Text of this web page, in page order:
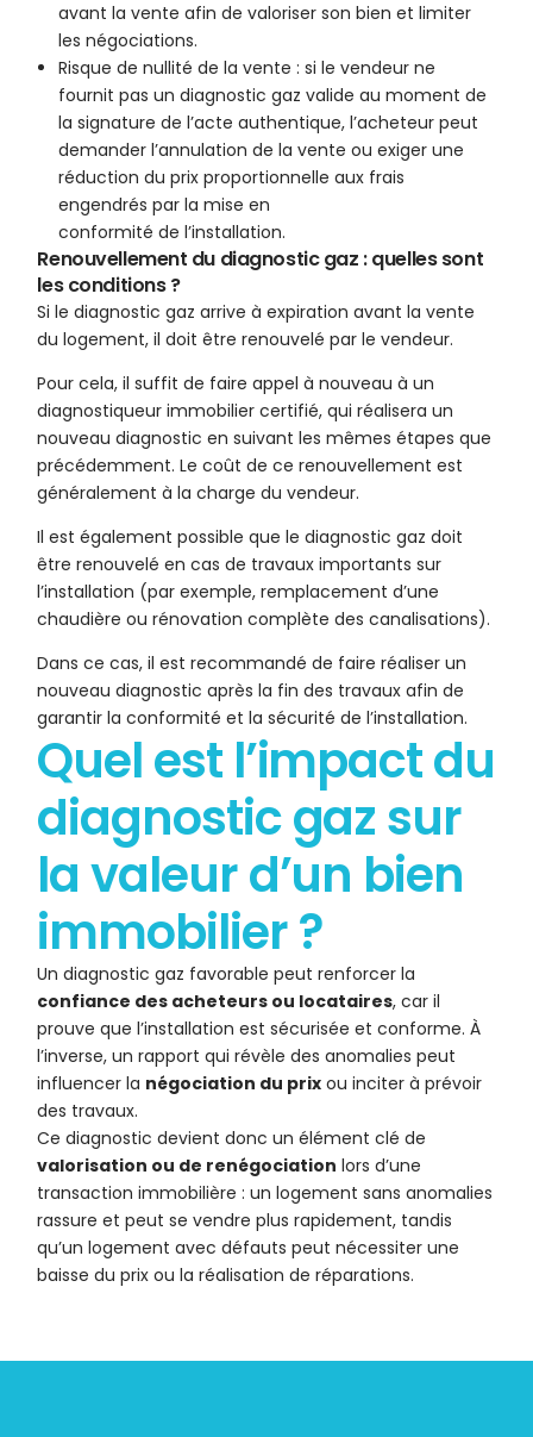
avant la vente afin de valoriser son bien et limiter
les négociations.
Risque de nullité de la vente : si le vendeur ne
fournit pas un diagnostic gaz valide au moment de
la signature de l’acte authentique, l’acheteur peut
demander l’annulation de la vente ou exiger une
réduction du prix proportionnelle aux frais
engendrés par la mise en
conformité de l’installation.
Renouvellement du diagnostic gaz : quelles sont
les conditions ?
Si le diagnostic gaz arrive à expiration avant la vente
du logement, il doit être renouvelé par le vendeur.
Pour cela, il suffit de faire appel à nouveau à un
diagnostiqueur immobilier certifié, qui réalisera un
nouveau diagnostic en suivant les mêmes étapes que
précédemment. Le coût de ce renouvellement est
généralement à la charge du vendeur.
Il est également possible que le diagnostic gaz doit
être renouvelé en cas de travaux importants sur
l’installation (par exemple, remplacement d’une
chaudière ou rénovation complète des canalisations).
Dans ce cas, il est recommandé de faire réaliser un
nouveau diagnostic après la fin des travaux afin de
garantir la conformité et la sécurité de l’installation.
Quel est l’impact du
diagnostic gaz sur
la valeur d’un bien
immobilier ?
Un diagnostic gaz favorable peut renforcer la
confiance des acheteurs ou locataires, car il
prouve que l’installation est sécurisée et conforme. À
l’inverse, un rapport qui révèle des anomalies peut
influencer la négociation du prix ou inciter à prévoir
des travaux.
Ce diagnostic devient donc un élément clé de
valorisation ou de renégociation lors d’une
transaction immobilière : un logement sans anomalies
rassure et peut se vendre plus rapidement, tandis
qu’un logement avec défauts peut nécessiter une
baisse du prix ou la réalisation de réparations.